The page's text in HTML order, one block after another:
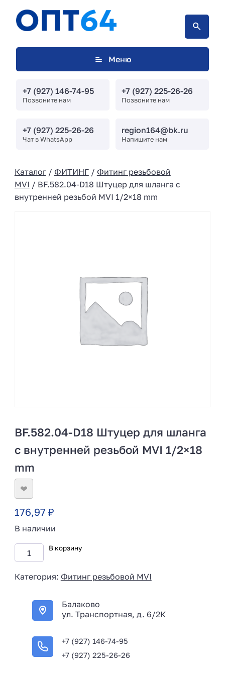
Меню
+7 (927) 146-74-95
Позвоните нам
+7 (927) 225-26-26
Позвоните нам
+7 (927) 225-26-26
Чат в WhatsApp
region164@bk.ru
Напишите нам
Каталог/ ФИТИНГ/ Фитинг резьбовой
MVI / BF.582.04-D18 Штуцер для шланга с
внутренней резьбой MVI 1/2×18 mm
BF.582.04-D18 Штуцер для шланга
с внутренней резьбой MVI 1/2×18
mm
❤
176,97 ₽
В наличии
В корзину
Категория: Фитинг резьбовой MVI
Балаково
ул. Транспортная, д. 6/2К
+7 (927) 146-74-95
+7 (927) 225-26-26